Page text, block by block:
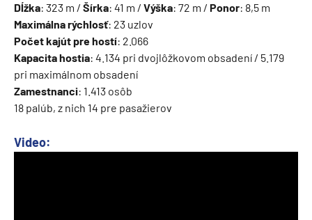
Dĺžka: 323 m / Šírka: 41 m / Výška: 72 m / Ponor: 8,5 m
Maximálna rýchlosť: 23 uzlov
Počet kajút pre hostí: 2.066
Kapacita hostia: 4.134 pri dvojlôžkovom obsadení / 5.179
pri maximálnom obsadení
Zamestnanci: 1.413 osôb
18 palúb, z nich 14 pre pasažierov
Video: